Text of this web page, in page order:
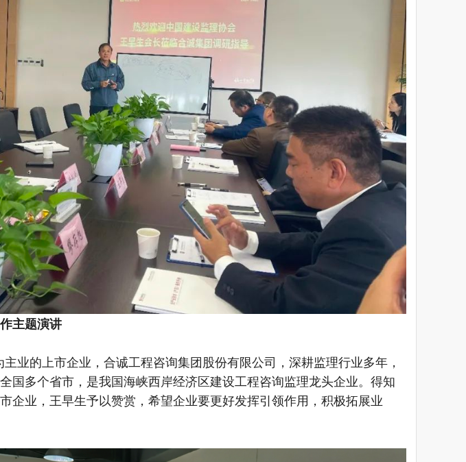
主题演讲
业的上市企业，合诚工程咨询集团股份有限公司，深耕监理行业多年，
国多个省市，是我国海峡西岸经济区建设工程咨询监理龙头企业。得知
企业，王早生予以赞赏，希望企业要更好发挥引领作用，积极拓展业